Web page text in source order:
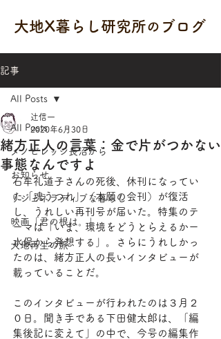
大地X暮らし研究所の ブログ
記事
All Posts
メノビレッジ長沼から
お知らせ
リジェネラティブな暮らし
映画「君の根は。」
大地再生の旅
All Posts
緒方正人の言葉：金で片がつかない
事態なんですよ
辻信一
2020年6月30日
石牟礼道子さんの死後、休刊になってい
た「魂うつれ」（本願の会刊）が復活
し、うれしい再刊号が届いた。特集のテ
ーマは「いま、環境をどうとらえるかー
水俣から発想する」。さらにうれしかっ
たのは、緒方正人の長いインタビューが
載っていることだ。
このインタビューが行われたのは３月２
０日。聞き手である下田健太郎は、「編
集後記に変えて」の中で、今号の編集作